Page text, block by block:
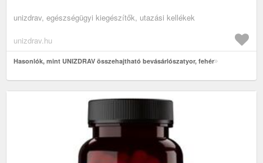
unizdrav, egészségügyi kiegészítők, utazási kellékek
unizdrav.hu
Hasonlók, mint UNIZDRAV összehajtható bevásárlószatyor, fehér